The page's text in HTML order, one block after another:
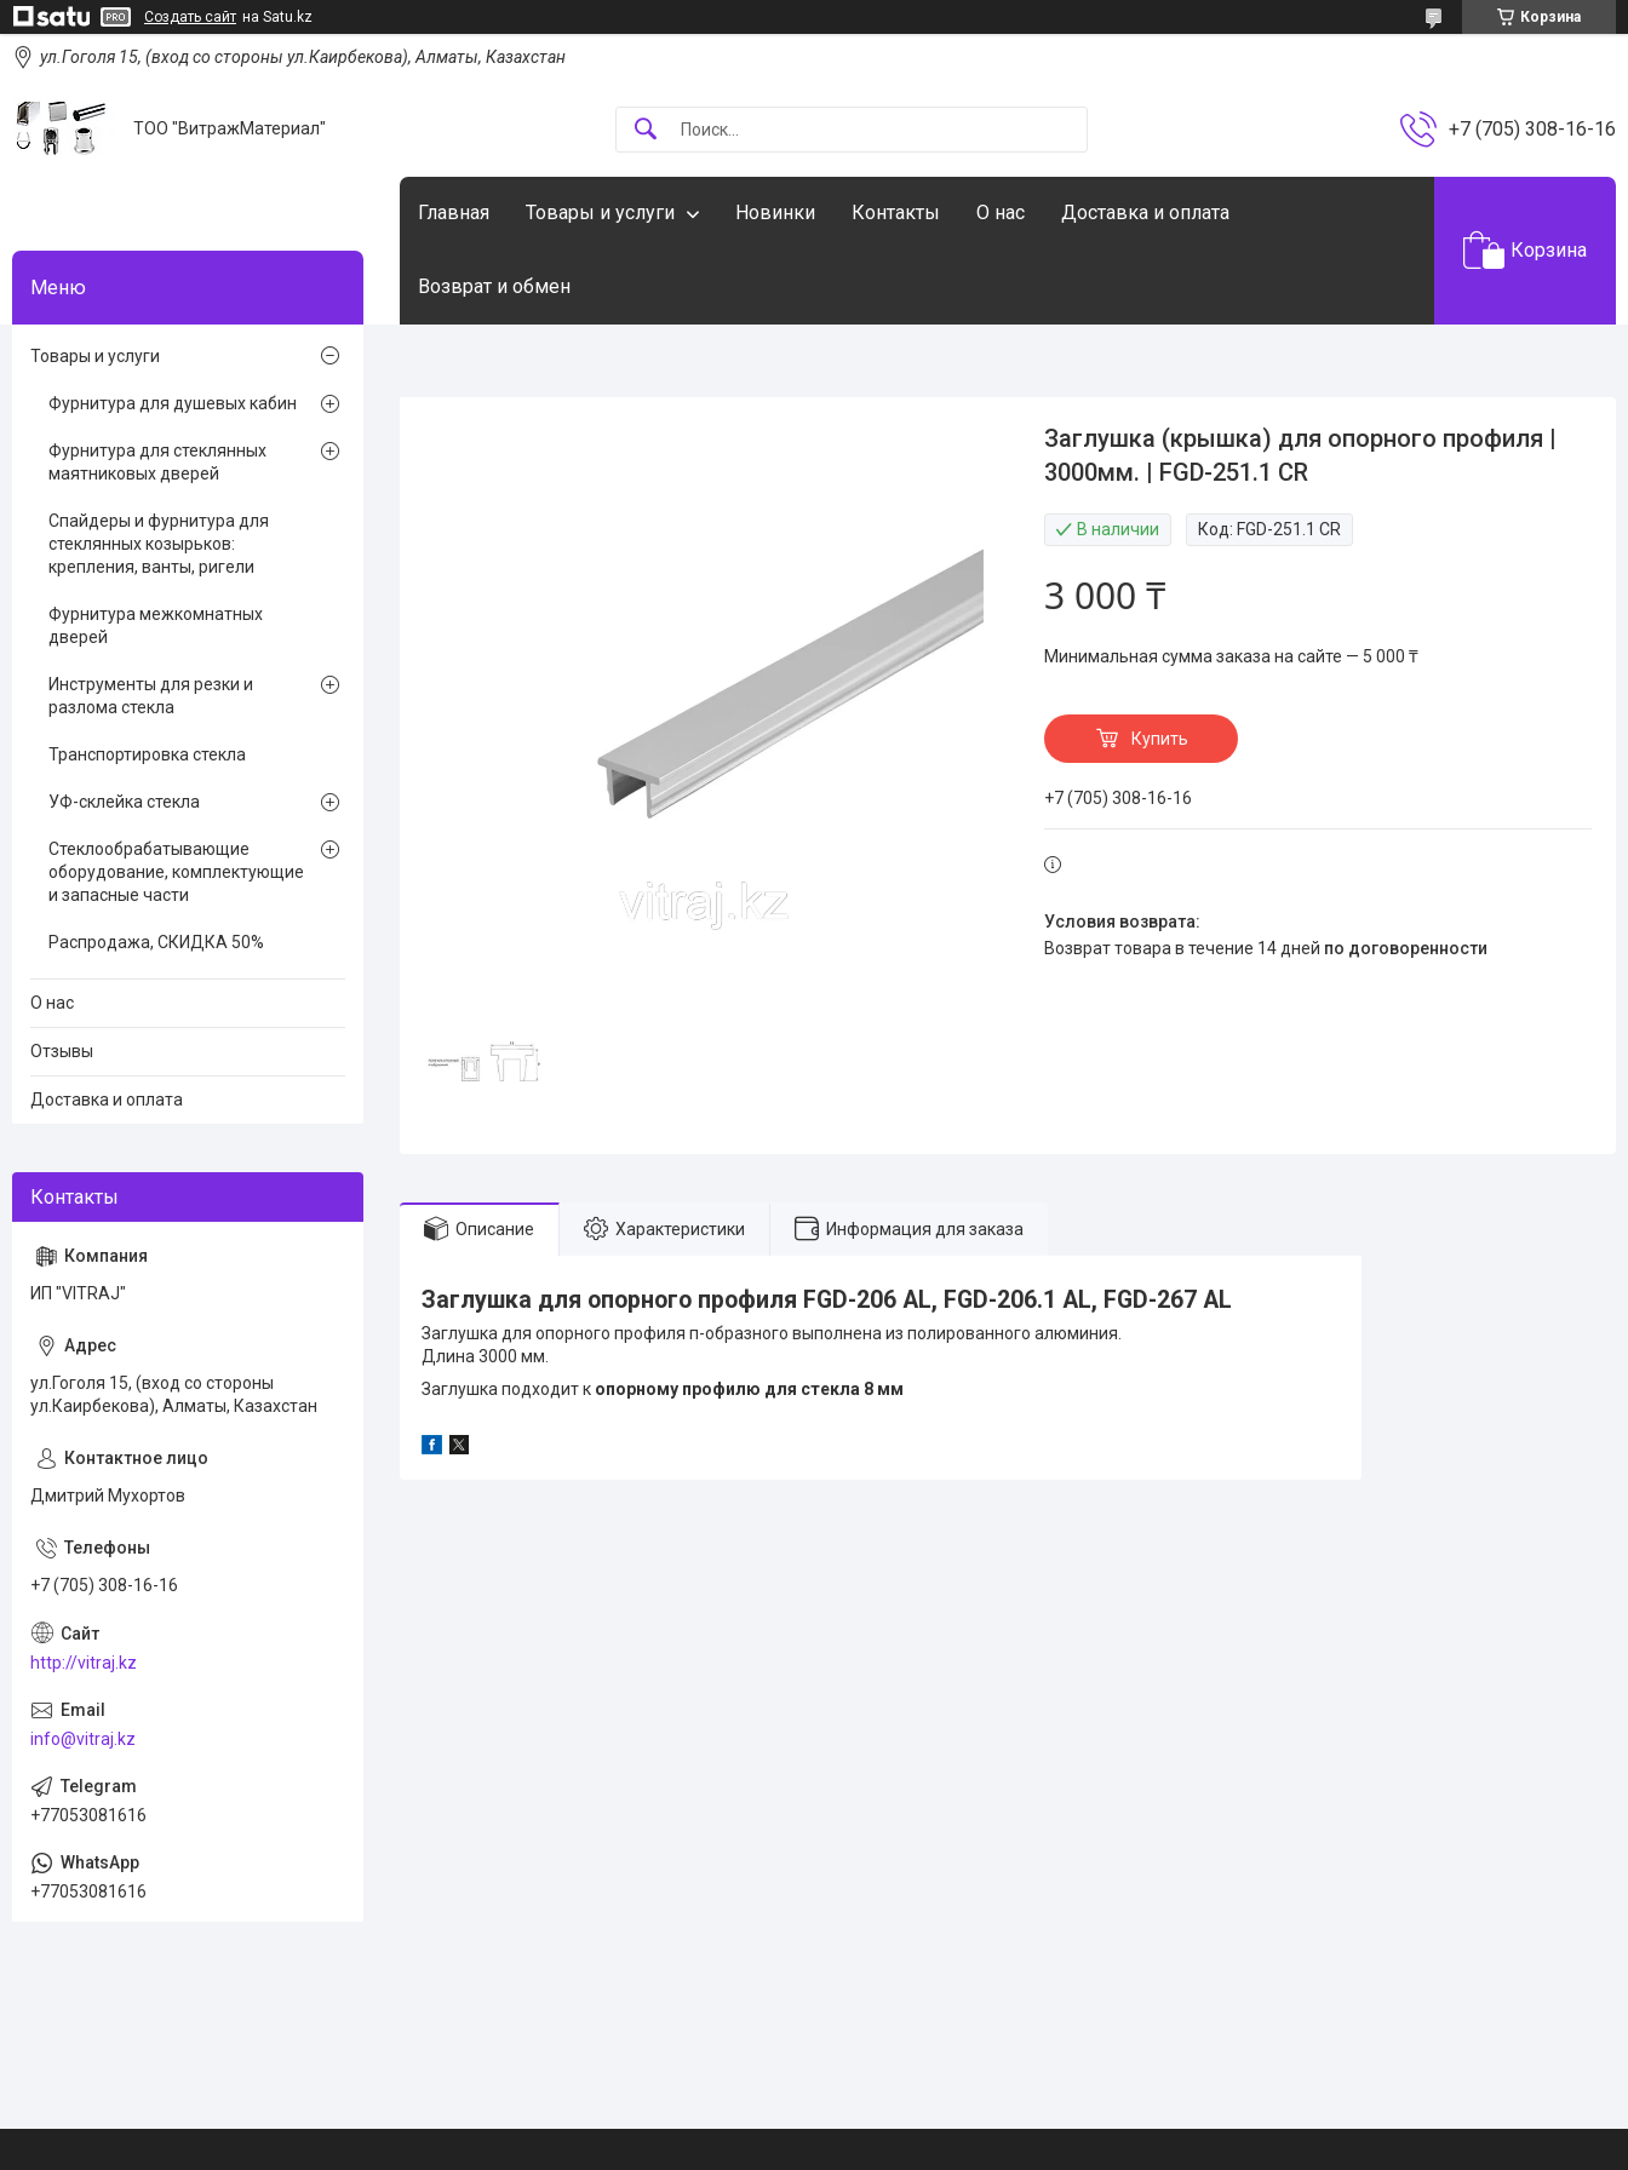
Создать сайт на Satu.kz Корзина
ул.Гоголя 15, (вход со стороны ул.Каирбекова), Алматы, Казахстан
ТОО "ВитражМатериал" +7 (705) 308-16-16
Главная Товары и услуги Новинки Контакты О нас Доставка и оплата
Возврат и обмен
Корзина
Заглушка (крышка) для опорного профиля |
3000мм. | FGD-251.1 CR
В наличии Код: FGD-251.1 CR
3 000 ₸
Минимальная сумма заказа на сайте — 5 000 ₸
Купить
+7 (705) 308-16-16
возврат товара в течение 14 дней по договоренности
Описание Характеристики Информация для заказа
Заглушка для опорного профиля FGD-206 AL, FGD-206.1 AL, FGD-267 AL
Заглушка для опорного профиля п-образного выполнена из полированного алюминия.
Длина 3000 мм.
Заглушка подходит к опорному профилю для стекла 8 мм
Товары и услуги
Фурнитура для душевых кабин
Фурнитура для стеклянных
маятниковых дверей
Спайдеры и фурнитура для
стеклянных козырьков:
крепления, ванты, ригели
Фурнитура межкомнатных
дверей
Инструменты для резки и
разлома стекла
Транспортировка стекла
УФ-склейка стекла
Стеклообрабатывающие
оборудование, комплектующие
и запасные части
Распродажа, СКИДКА 50%
О нас
Отзывы
Доставка и оплата
ИП "VITRAJ"
ул.Гоголя 15, (вход со стороны
ул.Каирбекова), Алматы, Казахстан
Дмитрий Мухортов
+7 (705) 308-16-16
http://vitraj.kz
info@vitraj.kz
+77053081616
+77053081616